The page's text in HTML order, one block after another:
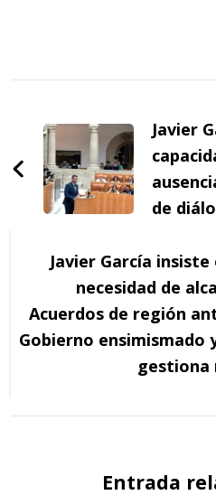
de
entradas
Javier
de
Javier García insiste
necesidad de
Acuerdos de región
Gobierno ensimismado
gestiona
Entrada